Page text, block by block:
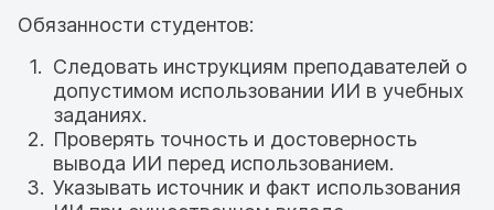
Обязанности студентов:
Следовать инструкциям преподавателей о
допустимом использовании ИИ в учебных
заданиях.
Проверять точность и достоверность
вывода ИИ перед использованием.
Указывать источник и факт использования